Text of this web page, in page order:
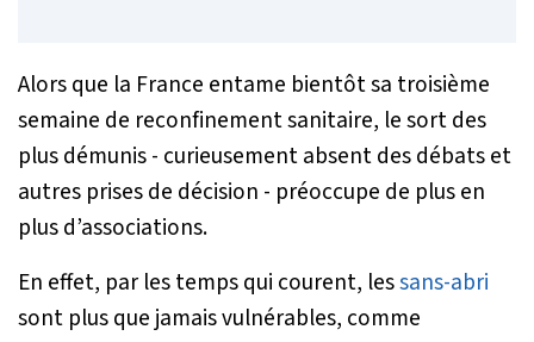
Alors que la France entame bientôt sa troisième
semaine de reconfinement sanitaire, le sort des
plus démunis - curieusement absent des débats et
autres prises de décision - préoccupe de plus en
plus d’associations.
En effet, par les temps qui courent, lessans-abri
sont plus que jamais vulnérables, comme